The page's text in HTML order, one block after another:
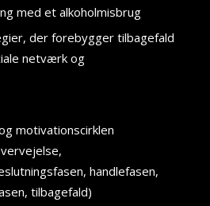
med et alkoholmisbrug
der forebygger tilbagefald
netværk og
motivationscirklen
handlefasen,
tilbagefald)